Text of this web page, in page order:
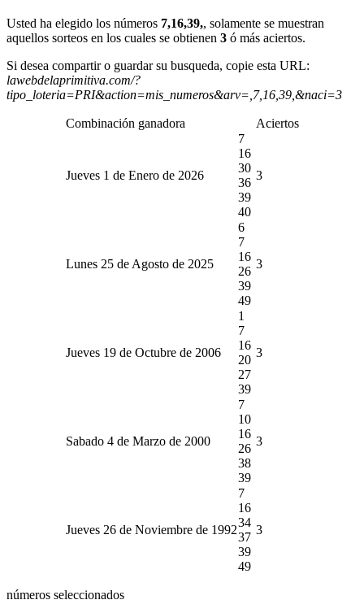
Usted ha elegido los números 7,16,39,, solamente se muestran
aquellos sorteos en los cuales se obtienen 3 ó más aciertos.
Si desea compartir o guardar su busqueda, copie esta URL:
lawebdelaprimitiva.com/?
tipo_loteria=PRI&action=mis_numeros&arv=,7,16,39,&naci=3
Combinación ganadora Aciertos
Jueves 1 de Enero de 2026
7
16
30
36
39
40
3
Lunes 25 de Agosto de 2025
6
7
16
26
39
49
3
Jueves 19 de Octubre de 2006
1
7
16
20
27
39
3
Sabado 4 de Marzo de 2000
7
10
16
26
38
39
3
Jueves 26 de Noviembre de 1992
7
16
34
37
39
49
3
números seleccionados